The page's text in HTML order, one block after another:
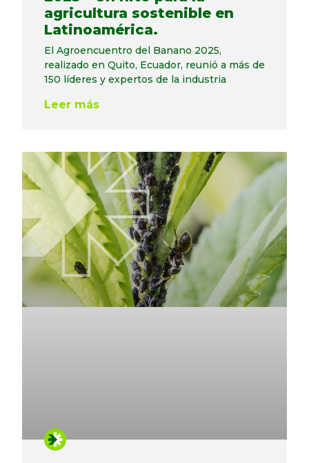
agricultura sostenible en
Latinoamérica.
El Agroencuentro del Banano 2025,
realizado en Quito, Ecuador, reunió a más de
150 líderes y expertos de la industria
Leer más